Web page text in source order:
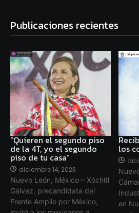
Publicaciones recientes
“Quieren el segundo piso
de la 4T, yo el segundo
piso de tu casa”
diciembre 14, 2023
Nuevo León, México – Xóchitl
Gálvez, precandidata del
Frente Amplio por México,
los
en